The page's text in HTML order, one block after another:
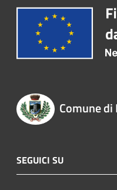
Comune di
SEGUICI SU